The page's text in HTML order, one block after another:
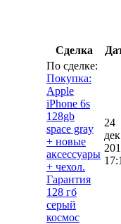
Сделка
По сделке:
Покупка:
Apple
iPhone 6s
128gb
space gray
+ новые
аксессуары
+ чехол.
Гарантия
128 гб
серый
космос
24
дек